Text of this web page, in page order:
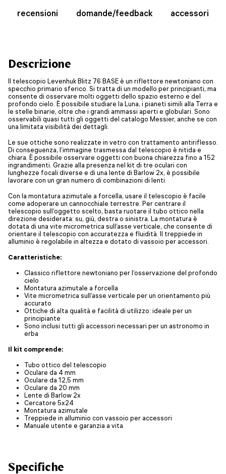
recensioni domande/feedback accessori
Descrizione
Il telescopio Levenhuk Blitz 76 BASE è un riflettore newtoniano con
specchio primario sferico. Si tratta di un modello per principianti, ma
consente di osservare molti oggetti dello spazio esterno e del
profondo cielo. È possibile studiare la Luna, i pianeti simili alla Terra e
le stelle binarie, oltre che i grandi ammassi aperti e globulari. Sono
osservabili quasi tutti gli oggetti del catalogo Messier, anche se con
una limitata visibilità dei dettagli.
Le sue ottiche sono realizzate in vetro con trattamento antiriflesso.
Di conseguenza, l’immagine trasmessa dal telescopio è nitida e
chiara. È possibile osservare oggetti con buona chiarezza fino a 152
ingrandimenti. Grazie alla presenza nel kit di tre oculari con
lunghezze focali diverse e di una lente di Barlow 2x, è possibile
lavorare con un gran numero di combinazioni di lenti.
Con la montatura azimutale a forcella, usare il telescopio è facile
come adoperare un cannocchiale terrestre. Per centrare il
telescopio sull’oggetto scelto, basta ruotare il tubo ottico nella
direzione desiderata: su, giù, destra o sinistra. La montatura è
dotata di una vite micrometrica sull’asse verticale, che consente di
orientare il telescopio con accuratezza e fluidità. Il treppiede in
alluminio è regolabile in altezza e dotato di vassoio per accessori.
Caratteristiche:
Classico riflettore newtoniano per l’osservazione del profondo
cielo
Montatura azimutale a forcella
Vite micrometrica sull’asse verticale per un orientamento più
accurato
Ottiche di alta qualità e facilità di utilizzo: ideale per un
principiante
Sono inclusi tutti gli accessori necessari per un astronomo in
erba
Il kit comprende:
Tubo ottico del telescopio
Oculare da 4 mm
Oculare da 12,5 mm
Oculare da 20 mm
Lente di Barlow 2x
Cercatore 5x24
Montatura azimutale
Treppiede in alluminio con vassoio per accessori
Manuale utente e garanzia a vita
Specifiche